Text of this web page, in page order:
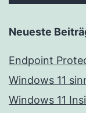
Neueste
Endpoint
Windows 11
Windows 11